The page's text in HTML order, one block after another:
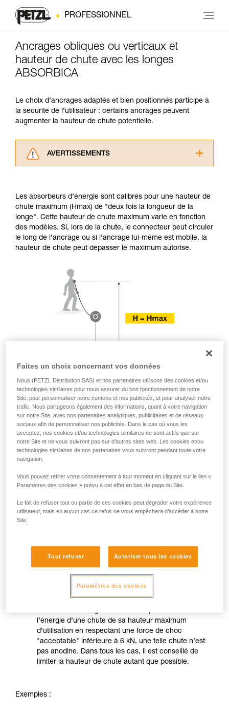
PROFESSIONNEL
Ancrages obliques ou verticaux et
hauteur de chute avec les longes
ABSORBICA
Le choix d’ancrages adaptés et bien positionnés participe à
la sécurité de l’utilisateur : certains ancrages peuvent
augmenter la hauteur de chute potentielle.
AVERTISSEMENTS
consulter. Vous devez avoir compris les
informations de la notice technique pour
pouvoir comprendre ce complément
d’informations.
Maîtriser ces techniques nécessite une
formation et un entraînement spécifique. Validez
de la reproduire en autonomie.
Nous donnons des exemples de techniques
liées à votre activité. Il peut en exister d’autres
que nous ne décrivons pas ici.
Les absorbeurs d’énergie sont calibrés pour une hauteur de
chute maximum (Hmax) de "deux fois la longueur de la
longe". Cette hauteur de chute maximum varie en fonction
des modèles. Si, lors de la chute, le connecteur peut circuler
le long de l’ancrage ou si l’ancrage lui-même est mobile, la
hauteur de chute peut dépasser le maximum autorisé.
Remarque :
Même si votre longe ABSORBICA peut absorber
l’énergie d’une chute de sa hauteur maximum
d’utilisation en respectant une force de choc
"acceptable" inférieure à 6 kN, une telle chute n’est
pas anodine. Dans tous les cas, il est conseillé de
limiter la hauteur de chute autant que possible.
Exemples :
Faites un choix concernant vos données
Nous (PETZL Distribution SAS) et nos partenaires utilisons des cookies et/ou
technologies similaires pour nous assurer du bon fonctionnement de notre
Site, pour personnaliser notre contenu et nos publicités, et pour analyser notre
trafic. Nous partageons également des informations, quant à votre navigation
sur notre Site, avec nos partenaires analytiques, publicitaires et de réseaux
sociaux afin de personnaliser nos publicités. Dans le cas où vous les
acceptez, nos cookies et/ou technologies similaires ne sont actifs que sur
notre Site et ne vous suivront pas sur d’autres sites web. Les cookies et/ou
technologies similaires de nos partenaires vous suivront pendant toute votre
navigation.
Vous pouvez retirer votre consentement à tout moment en cliquant sur le lien «
Paramètres des cookies » prévu à cet effet en bas de page du Site.
Le fait de refuser tout ou partie de ces cookies peut dégrader votre expérience
utilisateur, mais en aucun cas ce refus ne vous empêchera d’accéder à notre
Site.
Tout refuser Autoriser tous les cookies
Paramètres des cookies